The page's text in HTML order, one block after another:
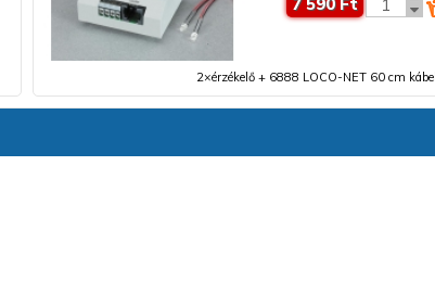
2×érzékelő + 6888 LOCO-NET 60 cm kábel